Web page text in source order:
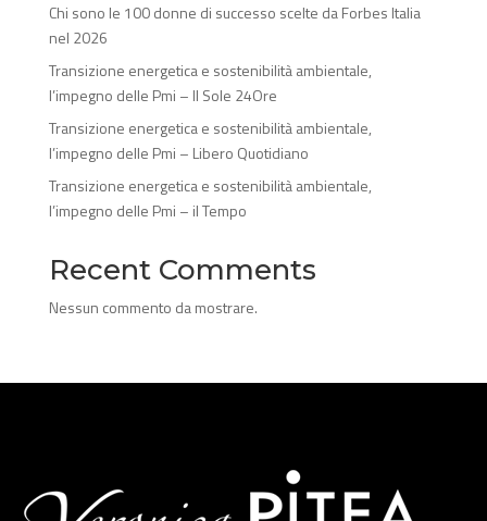
Chi sono le 100 donne di successo scelte da Forbes Italia
nel 2026
Transizione energetica e sostenibilità ambientale,
l’impegno delle Pmi – Il Sole 24Ore
Transizione energetica e sostenibilità ambientale,
l’impegno delle Pmi – Libero Quotidiano
Transizione energetica e sostenibilità ambientale,
l’impegno delle Pmi – il Tempo
Recent Comments
Nessun commento da mostrare.